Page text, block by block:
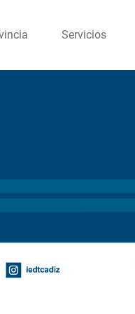
Servicios